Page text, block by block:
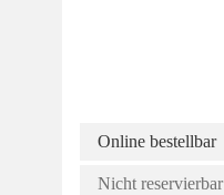
Online bestellbar
Nicht reservierbar